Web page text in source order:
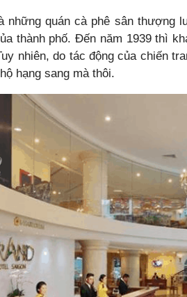
những quán cà phê sân thượng
thành phố. Đến năm 1939 thì
nhiên, do tác động của chiến
hạng sang mà thôi.